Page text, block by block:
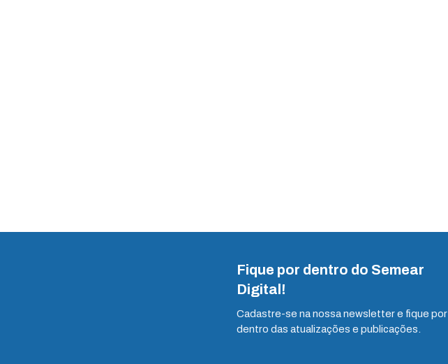
Fique por dentro do Semear
Digital!
Cadastre-se na nossa newsletter e fique por
dentro das atualizações e publicações.